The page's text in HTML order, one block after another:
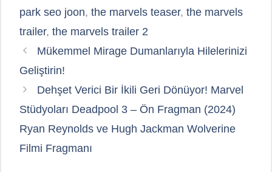
park seo joon, the marvels teaser, the marvels
trailer, the marvels trailer 2
Mükemmel Mirage Dumanlarıyla Hilelerinizi
Geliştirin!
Dehşet Verici Bir İkili Geri Dönüyor! Marvel
Stüdyoları Deadpool 3 – Ön Fragman (2024)
Ryan Reynolds ve Hugh Jackman Wolverine
Filmi Fragmanı